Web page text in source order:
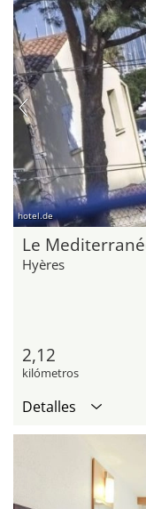
hotel.de
Le
Hyères
2,12
kilómetros
Detalles